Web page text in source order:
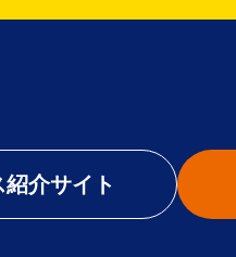
介サイト